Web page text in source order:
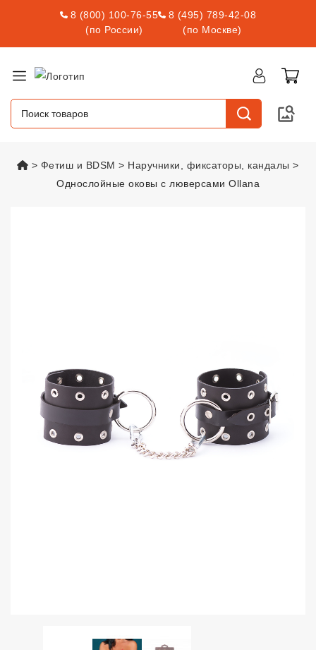
8 (800) 100-76-55
(по России)
8 (495) 789-42-08
(по Москве)
vsexshop.ru
Фетиш и BDSM
Наручники, фиксаторы, кандалы
Однослойные оковы с люверсами Ollana